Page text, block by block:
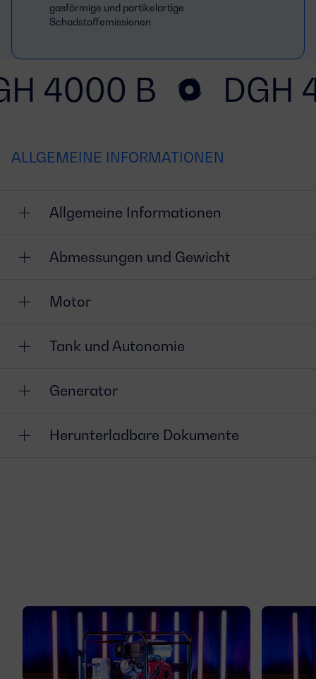
gasförmige und partikelartige
Schadstoffemissionen
4000 B DGH
ALLGEMEINE INFORMATIONEN
Allgemeine Informationen
Abmessungen und Gewicht
Motor
Tank und Autonomie
Generator
Herunterladbare Dokumente